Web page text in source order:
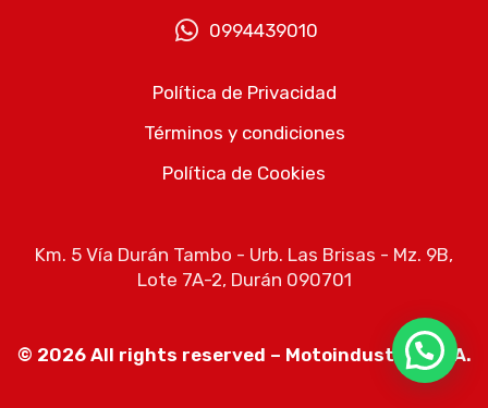
0994439010​
Política de Privacidad​
Términos y condiciones​
Política de Cookies​
Km. 5 Vía Durán Tambo - Urb. Las Brisas - Mz. 9B,
Lote 7A-2, Durán 090701
© 2026 All rights reserved – Motoindustrias S.A.